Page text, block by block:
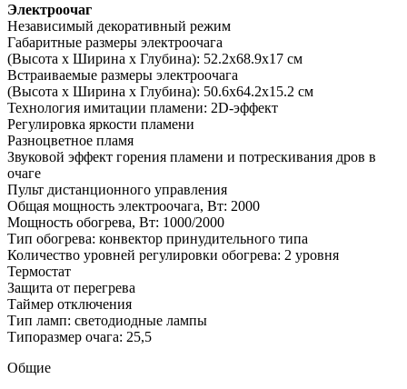
Электроочаг
Независимый декоративный режим
Габаритные размеры электроочага
(Высота x Ширина x Глубина): 52.2x68.9x17 см
Встраиваемые размеры электроочага
(Высота x Ширина x Глубина): 50.6x64.2x15.2 см
Технология имитации пламени: 2D-эффект
Регулировка яркости пламени
Разноцветное пламя
Звуковой эффект горения пламени и потрескивания дров в
очаге
Пульт дистанционного управления
Общая мощность электроочага, Вт: 2000
Мощность обогрева, Вт: 1000/2000
Тип обогрева: конвектор принудительного типа
Количество уровней регулировки обогрева: 2 уровня
Термостат
Защита от перегрева
Таймер отключения
Тип ламп: светодиодные лампы
Типоразмер очага: 25,5
Общие